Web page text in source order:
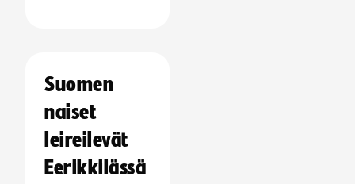
Suomen
naiset
leireilevät
Eerikkilässä